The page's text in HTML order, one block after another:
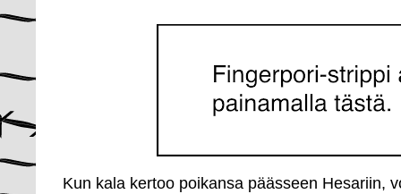
Kun kala kertoo poikansa päässeen Hesariin,